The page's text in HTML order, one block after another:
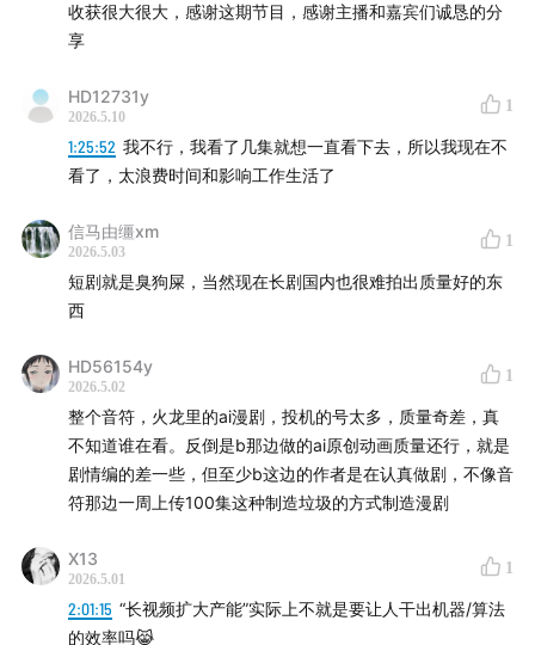
收获很大很大，感谢这期节目，感谢主播和嘉宾们诚恳的分
享
HD12731y
2026.5.10
1
1:25:52 我不行，我看了几集就想一直看下去，所以我现在不
看了，太浪费时间和影响工作生活了
信马由缰xm
2026.5.03
1
短剧就是臭狗屎，当然现在长剧国内也很难拍出质量好的东
西
HD56154y
2026.5.02
1
整个音符，火龙里的ai漫剧，投机的号太多，质量奇差，真
不知道谁在看。反倒是b那边做的ai原创动画质量还行，就是
剧情编的差一些，但至少b这边的作者是在认真做剧，不像音
符那边一周上传100集这种制造垃圾的方式制造漫剧
X13
2026.5.01
1
2:01:15 “长视频扩大产能”实际上不就是要让人干出机器/算法
的效率吗😹